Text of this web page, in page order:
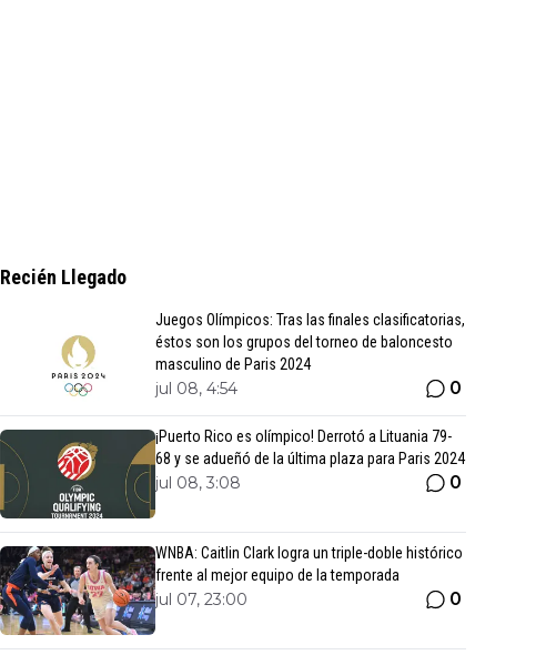
Recién Llegado
Juegos Olímpicos: Tras las finales clasificatorias,
éstos son los grupos del torneo de baloncesto
masculino de Paris 2024
jul 08, 4:54 0
¡Puerto Rico es olímpico! Derrotó a Lituania 79-
68 y se adueñó de la última plaza para Paris 2024
jul 08, 3:08 0
WNBA: Caitlin Clark logra un triple-doble histórico
frente al mejor equipo de la temporada
jul 07, 23:00 0